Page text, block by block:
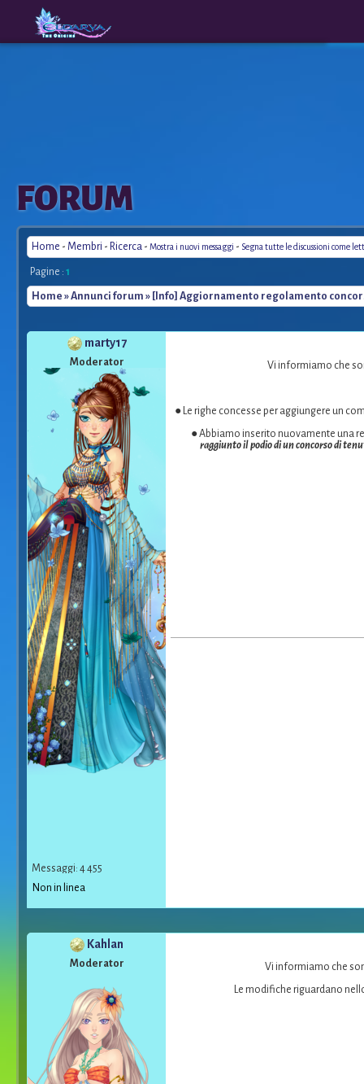
The
Origins
FORUM
Home - Membri - Ricerca - Mostra i nuovi messaggi - Segna tutte le discussioni come
Pagine : 1
Home »Annunci forum » [Info] Aggiornamento regolamento
marty17
Moderator
Messaggi: 4 455
Vi informiamo che
● Le righe concesse per aggiungere un
● Abbiamo inserito nuovamente una
raggiunto il podio di un concorso di
Non in linea
Kahlan
Moderator
Vi informiamo che
Le modifiche riguardano